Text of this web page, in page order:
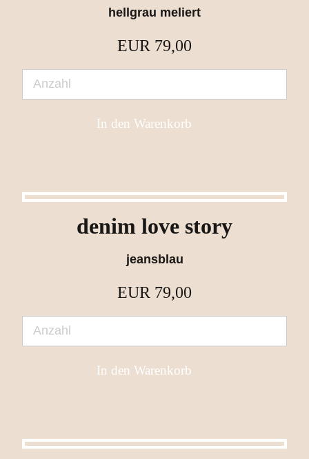
hellgrau meliert
EUR 79,00
denim love story
jeansblau
EUR 79,00